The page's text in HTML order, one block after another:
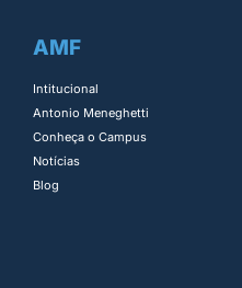
AMF
Intitucional
Antonio Meneghetti
Conheça o Campus
Notícias
Blog